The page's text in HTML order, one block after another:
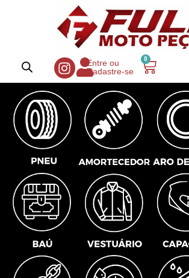
Entre ou
Cadastre-se
0